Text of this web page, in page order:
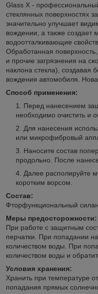
Glass X -
стеклянных поверхностях
значительно улучшает
вождении, а также создает
водоотталкивающие
Обработанная
и прочие загрязнения на
наклона стекла), создавая
вождения автомобиля.
Способ применения:
Перед нанесением
необходимо очистить и
Для нанесения
или микрофибровый
Наносите состав
продольно. После
Далее располируйте
коротким ворсом.
Состав:
Фторфункциональный
Меры предосторожности:
При работе с защитным
перчатки. При попадании
количеством воды. При
количеством воды и
Условия хранения:
Хранить при температуре
попадания прямых